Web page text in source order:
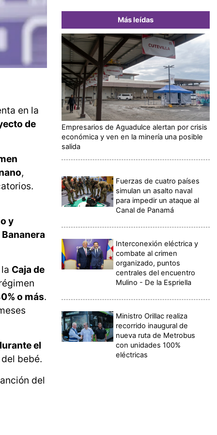
en la
de
,
y
Caja de
o más.
el
bebé.
del
Más leídas
Empresarios de Aguadulce alertan por crisis
económica y ven en la minería una posible
salida
Fuerzas de cuatro países
simulan un asalto naval
para impedir un ataque al
Canal de Panamá
Interconexión eléctrica y
combate al crimen
organizado, puntos
centrales del encuentro
Mulino - De la Espriella
Ministro Orillac realiza
recorrido inaugural de
nueva ruta de Metrobus
con unidades 100%
eléctricas